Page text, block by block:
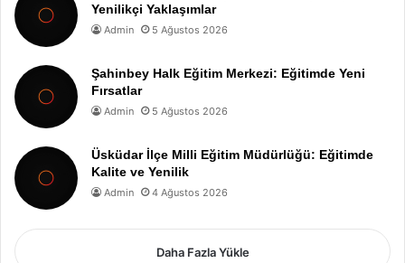
Yenilikçi Yaklaşımlar
Admin 5 Ağustos 2026
Şahinbey Halk Eğitim Merkezi: Eğitimde Yeni
Fırsatlar
Admin 5 Ağustos 2026
Üsküdar İlçe Milli Eğitim Müdürlüğü: Eğitimde
Kalite ve Yenilik
Admin 4 Ağustos 2026
Daha Fazla Yükle